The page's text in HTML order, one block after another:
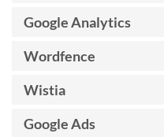
Google Analytics
Wordfence
Wistia
Google Ads